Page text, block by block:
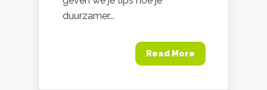
duurzamer...
Read More